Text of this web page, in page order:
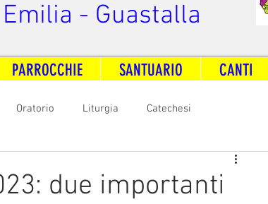
- Guastalla
PARROCCHIE SANTUARIO CANTI
Oratorio Liturgia Catechesi
Radio Dream Together
due importanti